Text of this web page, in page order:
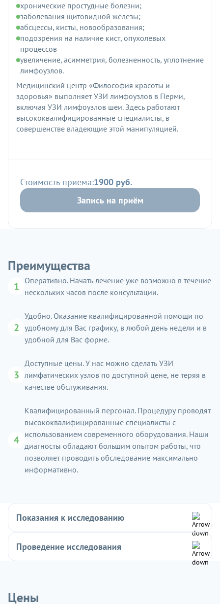
хронические простудные болезни;
заболевания щитовидной железы;
абсцессы, кисты, новообразования;
подозрения на наличие кист, опухолевых
процессов
увеличение, асимметрия, болезненность, уплотнение
лимфоузлов.
Медицинский центр «Философия красоты и
здоровья» выполняет УЗИ лимфоузлов в Перми,
включая УЗИ лимфоузлов шеи. Здесь работают
высококвалифицированные специалисты, в
совершенстве владеющие этой манипуляцией.
Стоимость приема:1900 руб.
Запись на приём
Преимущества
1
Оперативно. Начать лечение уже возможно в течение
нескольких часов после консультации.
2
Удобно. Оказание квалифицированной помощи по
удобному для Вас графику, в любой день недели и в
удобной для Вас форме.
3
Доступные цены. У нас можно сделать УЗИ
лимфатических узлов по доступной цене, не теряя в
качестве обслуживания.
4
Квалифицированный персонал. Процедуру проводят
высококвалифицированные специалисты с
использованием современного оборудования. Наши
диагносты обладают большим опытом работы, что
позволяет проводить обследование максимально
информативно.
Показания к исследованию
Проведение исследования
Цены